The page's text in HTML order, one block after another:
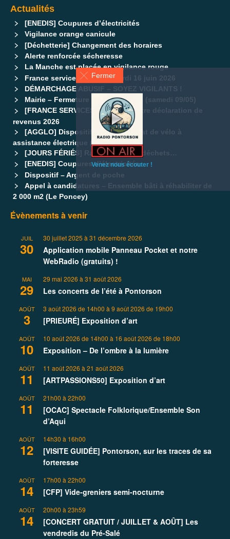
Fermer
Venez nous écouter !
Actualités
[ENEDIS] Coupures d’électricités
Vigilance orange canicule
[Déchetterie] Changement des horaires
Alerte renforcée sécheresse
La Manche est placée en vigilance rouge
France services fermé le mardi 16 juin 2026
DÉMARCHAGE ABUSIF – SOYEZ VIGILANTS !
Mairie – Fermeture exceptionnelle (samedi 09/05)
[FRANCE SERVICES] Pensez à votre déclaration de
revenus 2026
[AGGLO] Dispositif d’aide à l’achat de vélo à
assistance électrique (VAE)
[JOURS FÉRIÉS] Ramassage des déchets…
[ENEDIS] Coupures d’électricités
Dispositif – Argent de poche
Appel à candidatures – Ensemble bâti à réhabiliter de
2 000 m2 (Le Poncey)
Évènements à venir
JUIL
30
30 juillet 2025 à 31 décembre 2026
Application mobile Panneau Pocket et notre
WebRadio (gratuits) !
MAI
29
29 mai 2026 à 31 août 2026
Les concerts de l’été à Pontorson
AOÛT
3
3 août 2026 de 14h00 à 9 août 2026 de 19h00
[PRIEURÉ] Exposition d’art
AOÛT
10
10 août 2026 de 14h00 à 16 août 2026 de 18h00
Exposition – De l’ombre à la lumière
AOÛT
11
11 août 2026 à 21 août 2026
[ARTPASSIONS50] Exposition d’art
AOÛT
11
21h00 à 22h00
[OCAC] Spectacle Folklorique/Ensemble Son
d’Aqui
AOÛT
12
14h30 à 16h00
[VISITE GUIDÉE] Pontorson, sur les traces de sa
forteresse
AOÛT
14
17h00 à 22h00
[CFP] Vide-greniers semi-nocturne
AOÛT
14
20h00 à 23h59
[CONCERT GRATUIT / JUILLET & AOÛT] Les
vendredis du Pré-Salé